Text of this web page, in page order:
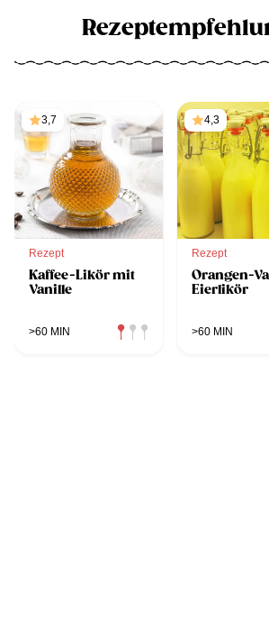
3,7
Rezept
Kaffee-Likör mit
Vanille
>60 MIN
4,3
Rezept
Orangen-
Eierlikör
>60 MIN